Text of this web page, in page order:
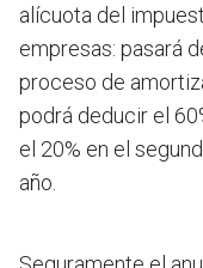
alícuota del
empresas: pasará
proceso de
podrá deducir el
el 20% en el
año.